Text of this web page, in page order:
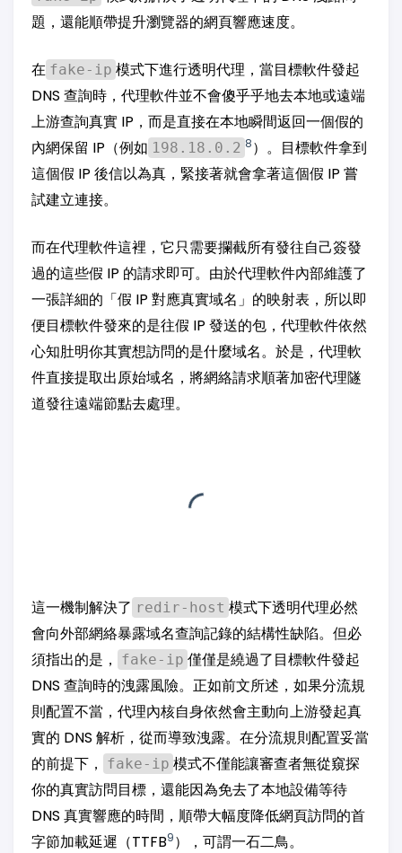
題，還能順帶提升瀏覽器的網頁響應速度。
在 fake-ip 模式下進行透明代理，當目標軟件發起
DNS 查詢時，代理軟件並不會傻乎乎地去本地或遠端
上游查詢真實 IP，而是直接在本地瞬間返回一個假的
內網保留 IP（例如 198.18.0.2 8）。目標軟件拿到
這個假 IP 後信以為真，緊接著就會拿著這個假 IP 嘗
試建立連接。
而在代理軟件這裡，它只需要攔截所有發往自己簽發
過的這些假 IP 的請求即可。由於代理軟件內部維護了
一張詳細的「假 IP 對應真實域名」的映射表，所以即
便目標軟件發來的是往假 IP 發送的包，代理軟件依然
心知肚明你其實想訪問的是什麼域名。於是，代理軟
件直接提取出原始域名，將網絡請求順著加密代理隧
道發往遠端節點去處理。
這一機制解決了 redir-host 模式下透明代理必然
會向外部網絡暴露域名查詢記錄的結構性缺陷。但必
須指出的是，
fake-ip 僅僅是繞過了目標軟件發起
DNS 查詢時的洩露風險。正如前文所述，如果分流規
則配置不當，代理內核自身依然會主動向上游發起真
實的 DNS 解析，從而導致洩露。在分流規則配置妥當
的前提下，
fake-ip 模式不僅能讓審查者無從窺探
你的真實訪問目標，還能因為免去了本地設備等待
DNS 真實響應的時間，順帶大幅度降低網頁訪問的首
字節加載延遲（TTFB9），可謂一石二鳥。